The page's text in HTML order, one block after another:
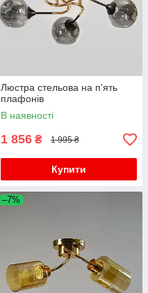
Люстра стельова на п'ять
плафонів
В наявності
1 856 ₴ 1 995 ₴
Купити
–7%